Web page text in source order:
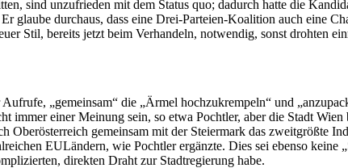
sind unzufrieden mit dem Status quo; dadurch hatte die
glaube durchaus, dass eine Drei-Parteien-Koalition auch eine
Stil, bereits jetzt beim Verhandeln, notwendig, sonst drohten
„gemeinsam“ die „Ärmel hochzukrempeln“ und
einer Meinung sein, so etwa Pochtler, aber die Stadt
Oberösterreich gemeinsam mit der Steiermark das zweitgrößte
EULändern, wie Pochtler ergänzte. Dies sei ebenso keine
direkten Draht zur Stadtregierung habe.